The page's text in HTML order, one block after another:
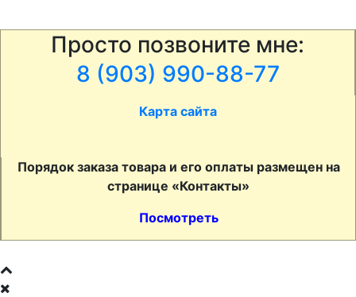
Просто позвоните мне:
8 (903) 990-88-77
Карта сайта
Порядок заказа товара и его оплаты размещен на
странице «Контакты»
Посмотреть